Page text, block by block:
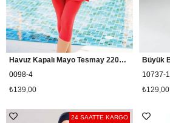
Havuz Kapalı Mayo Tesmay 22098 - Mercan
0098-4
₺139,00
10737-1
₺129,00
24 SAATTE KARGO